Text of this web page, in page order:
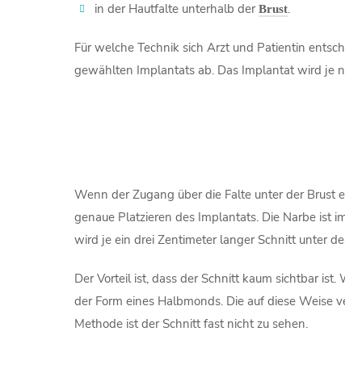
in der Hautfalte unterhalb derBrust.
Für welche Technik sich Arzt und Patientin
gewählten Implantats ab. Das Implantat wird je
Wenn der Zugang über die Falte unter der Brust
genaue Platzieren des Implantats. Die Narbe ist
wird je ein drei Zentimeter langer Schnitt unter
Der Vorteil ist, dass der Schnitt kaum sichtbar
der Form eines Halbmonds. Die auf diese
Methode ist der Schnitt fast nicht zu sehen.